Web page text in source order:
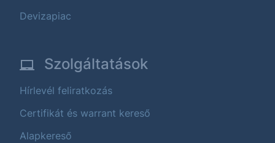
Devizapiac
Szolgáltatások
Hírlevél feliratkozás
Certifikát és warrant kereső
Alapkereső